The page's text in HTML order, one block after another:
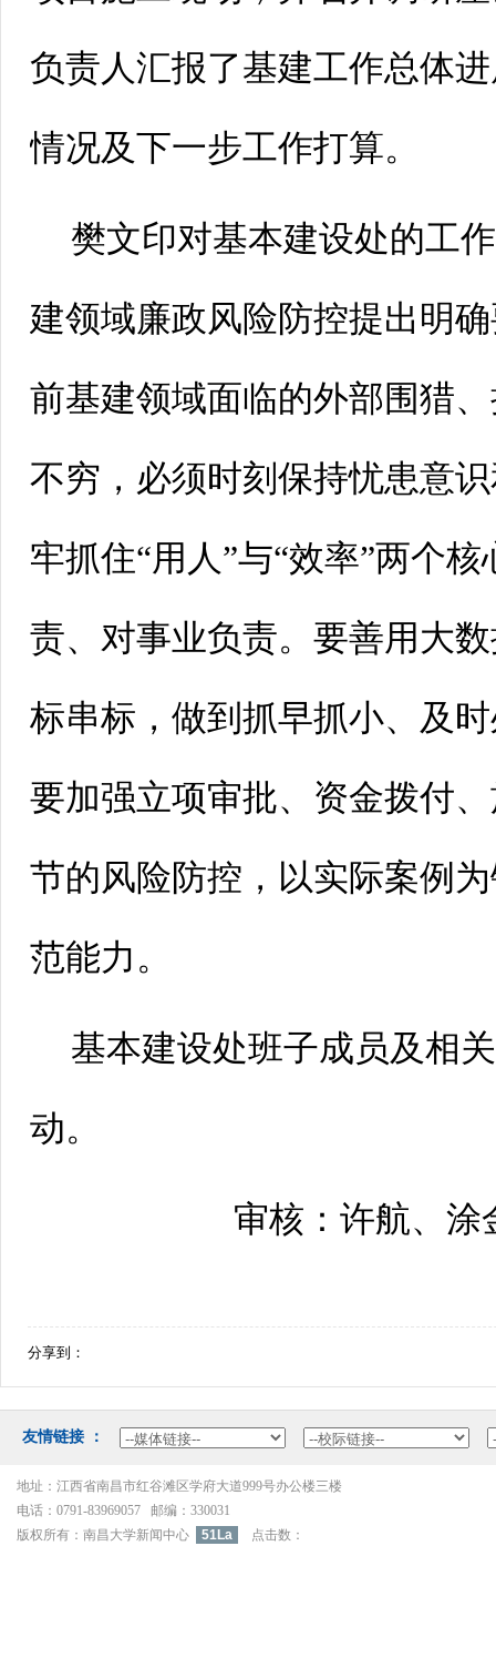
负责人汇报了基建工作总体
情况及下一步工作打算。
樊文印对基本建设处的工
建领域廉政风险防控提出明
前基建领域面临的外部围猎
不穷，必须时刻保持忧患意
牢抓住“用人”与“效率”两个
责、对事业负责。要善用大
标串标，做到抓早抓小、及
要加强立项审批、资金拨付
节的风险防控，以实际案例
范能力。
基本建设处班子成员及相
动。
审核：许航、涂
分享到：
友情链接：
地址：江西省南昌市红谷滩区学府大道999号办公楼三楼
电话：0791-83969057邮编：330031
版权所有：南昌大学新闻中心
51La 点击数：